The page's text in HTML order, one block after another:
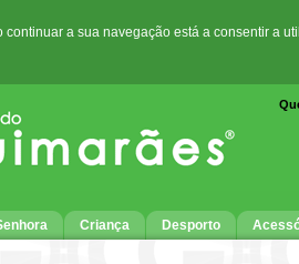
continuar a sua navegação está a consentir a
Criança Desporto